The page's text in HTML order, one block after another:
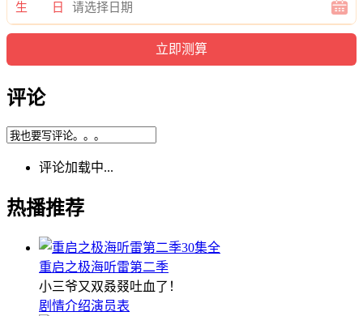
生 日
评论
评论加载中...
热播推荐
30集全
重启之极海听雷第二季
小三爷又双叒叕吐血了！
剧情介绍演员表